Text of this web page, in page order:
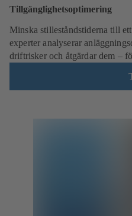
Tillgänglighetsoptimering
Minska stilleståndstiderna till
experter analyserar
driftrisker och åtgärdar dem –